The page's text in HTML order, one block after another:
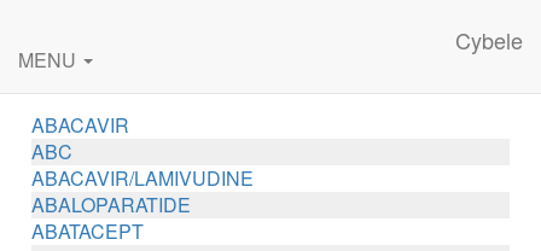
Cybele
MENU
ABACAVIR
ABC
ABACAVIR/LAMIVUDINE
ABALOPARATIDE
ABATACEPT